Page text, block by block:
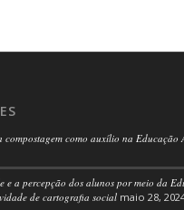
compostagem como auxílio na Educação
e a percepção dos alunos por meio da
de cartografia social maio 28,